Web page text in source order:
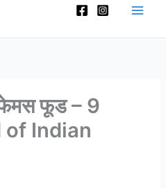
फेमस फूड – 9
of Indian